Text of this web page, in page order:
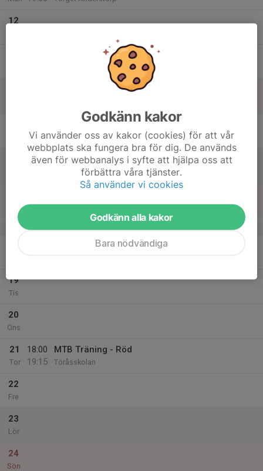
12
Landsvägscykling
19
Tis
20
Ons
21
Tor
18:00
19:15
MTB Träning - Röd
Töråsskolan
22
Fre
23
Lör
24
Sön
Godkänn kakor
Vi använder oss av kakor (cookies) för att vår
webbplats ska fungera bra för dig. De används
även för webbanalys i syfte att hjälpa oss att
förbättra våra tjänster.
Så använder vi cookies
Godkänn alla kakor
Bara nödvändiga